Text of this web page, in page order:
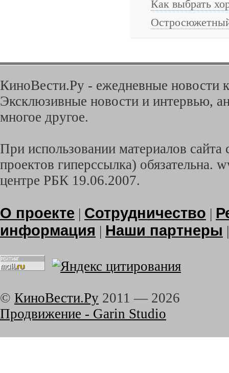
Как выбрать
КиноВести.Ру - ежедневные новости
Эксклюзивные новости и интервью,
многое другое.
При использовании материалов
проектов гиперссылка) обязательна.
центре РБК 19.06.2007.
О проекте | Сотрудничество |
информация | Наши партнеры
© КиноВести.Ру 2011 — 2026
Продвижение - Garin Studio